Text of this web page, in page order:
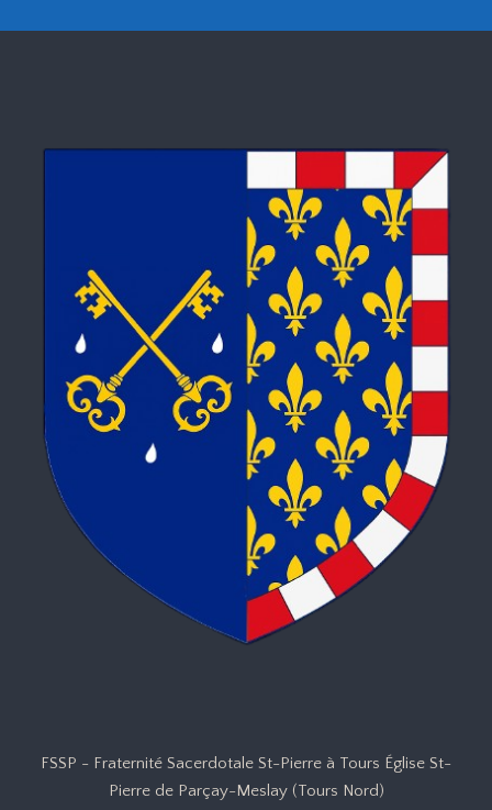
FSSP - Fraternité Sacerdotale St-Pierre à Tours Église St-
Pierre de Parçay-Meslay (Tours Nord)